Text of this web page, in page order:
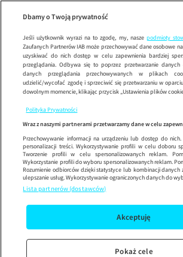
Wypróbuj aplikację mobilną
Korzystaj z łatwiejszej nawigacji i ciesz się
Dbamy o Twoją prywatność
Jeśli użytkownik wyrazi na to zgodę, my, nasze podmioty
Zaufanych Partnerów IAB może przechowywać dane osobowe
uzyskiwać do nich dostęp w celu zapewnienia bardziej
przeglądania. Odbywa się to poprzez przetwarzanie danych
danych przeglądania przechowywanych w plikach
udzielić/wycofać zgodę i sprzeciwić się przetwarzaniu w
dowolnym momencie, klikając przycisk „Ustawienia plików
Polityka Prywatności
Wraz z naszymi partnerami przetwarzamy dane w celu
Przechowywanie informacji na urządzeniu lub dostęp do
personalizacji treści. Wykorzystywanie profili w celu doboru
Tworzenie profili w celu spersonalizowanych reklam.
Wykorzystanie profili do wyboru spersonalizowanych reklam.
Rozumienie odbiorców dzięki statystyce lub kombinacji danych
ulepszanie usług. Wykorzystywanie ograniczonych danych do
Lista partnerów (dostawców)
Akceptuję
Pokaż cele